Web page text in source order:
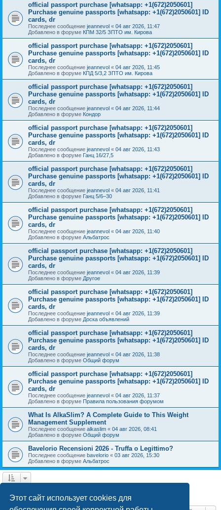
Этот сайт использует cookies для
official passport purchase [whatsapp: +1(672)2050601]
Purchase genuine passports [whatsapp: +1(672)2050601] ID
cards, dr
Последнее сообщение jeannevol « 04 авг 2026, 11:47
Добавлено в форуме КПМ 32/5 ЗПТО им. Кирова
official passport purchase [whatsapp: +1(672)2050601]
Purchase genuine passports [whatsapp: +1(672)2050601] ID
cards, dr
Последнее сообщение jeannevol « 04 авг 2026, 11:45
Добавлено в форуме КПД 5/3,2 ЗПТО им. Кирова
official passport purchase [whatsapp: +1(672)2050601]
Purchase genuine passports [whatsapp: +1(672)2050601] ID
cards, dr
Последнее сообщение jeannevol « 04 авг 2026, 11:44
Добавлено в форуме Кондор
official passport purchase [whatsapp: +1(672)2050601]
Purchase genuine passports [whatsapp: +1(672)2050601] ID
cards, dr
Последнее сообщение jeannevol « 04 авг 2026, 11:43
Добавлено в форуме Ганц 16/27,5
official passport purchase [whatsapp: +1(672)2050601]
Purchase genuine passports [whatsapp: +1(672)2050601] ID
cards, dr
Последнее сообщение jeannevol « 04 авг 2026, 11:41
Добавлено в форуме Ганц 5/6–30
official passport purchase [whatsapp: +1(672)2050601]
Purchase genuine passports [whatsapp: +1(672)2050601] ID
cards, dr
Последнее сообщение jeannevol « 04 авг 2026, 11:40
Добавлено в форуме Альбатрос
official passport purchase [whatsapp: +1(672)2050601]
Purchase genuine passports [whatsapp: +1(672)2050601] ID
cards, dr
Последнее сообщение jeannevol « 04 авг 2026, 11:39
Добавлено в форуме Другое
official passport purchase [whatsapp: +1(672)2050601]
Purchase genuine passports [whatsapp: +1(672)2050601] ID
cards, dr
Последнее сообщение jeannevol « 04 авг 2026, 11:39
Добавлено в форуме Доска объявлений
official passport purchase [whatsapp: +1(672)2050601]
Purchase genuine passports [whatsapp: +1(672)2050601] ID
cards, dr
Последнее сообщение jeannevol « 04 авг 2026, 11:38
Добавлено в форуме Общий форум
official passport purchase [whatsapp: +1(672)2050601]
Purchase genuine passports [whatsapp: +1(672)2050601] ID
cards, dr
Последнее сообщение jeannevol « 04 авг 2026, 11:37
Добавлено в форуме Правила пользования форумом
What Is AlkaSlim? A Complete Guide to This Weight
Management Supplement
Последнее сообщение alkaslim « 04 авг 2026, 08:41
Добавлено в форуме Общий форум
Bavelorio Recensioni 2026 - Truffa o Legittimo?
Последнее сообщение bavelorio « 03 авг 2026, 15:30
Добавлено в форуме Альбатрос